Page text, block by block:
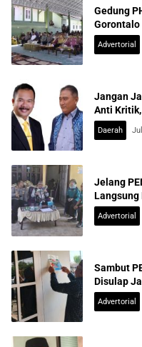
Gedung
Gorontalo
Advertorial
Jangan
Anti Kritik,
Daerah
Jelang
Langsung
Advertorial
Sambut
Disulap
Advertorial